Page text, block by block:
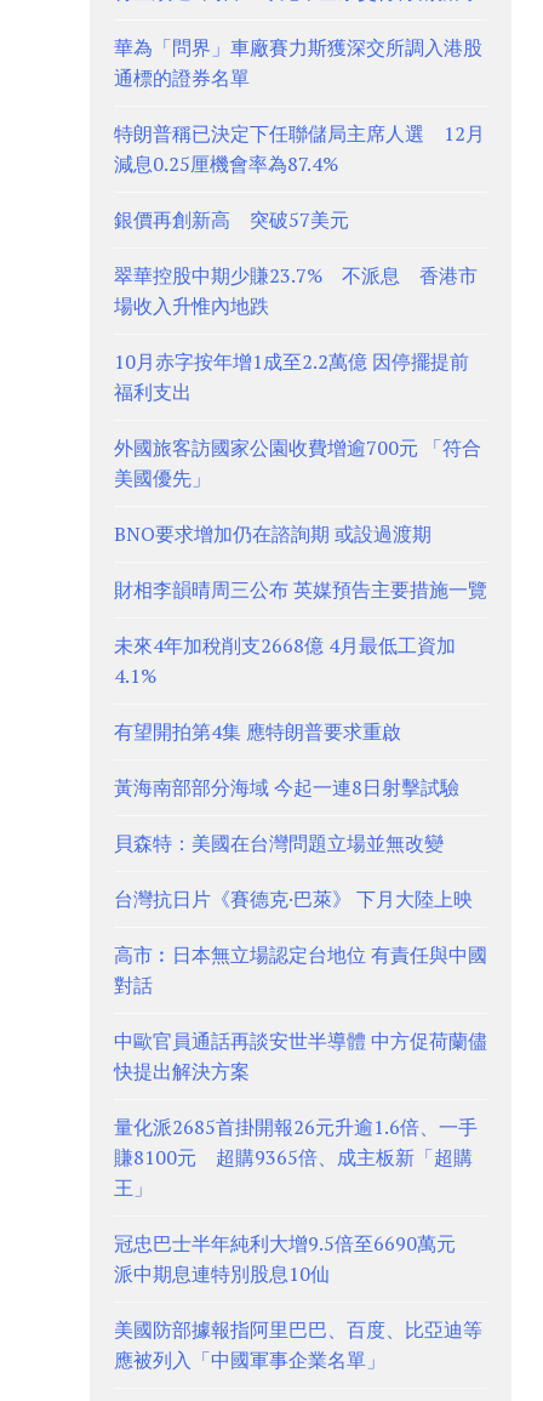
華為「問界」車廠賽力斯獲深交所調入港股
通標的證券名單
特朗普稱已決定下任聯儲局主席人選 12月
減息0.25厘機會率為87.4%
銀價再創新高 突破57美元
翠華控股中期少賺23.7% 不派息 香港市
場收入升惟內地跌
10月赤字按年增1成至2.2萬億 因停擺提前
福利支出
外國旅客訪國家公園收費增逾700元 「符合
美國優先」
BNO要求增加仍在諮詢期 或設過渡期
財相李韻晴周三公布 英媒預告主要措施一覽
未來4年加稅削支2668億 4月最低工資加
4.1%
有望開拍第4集 應特朗普要求重啟
黃海南部部分海域 今起一連8日射擊試驗
貝森特：美國在台灣問題立場並無改變
台灣抗日片《賽德克·巴萊》 下月大陸上映
高市︰日本無立場認定台地位 有責任與中國
對話
中歐官員通話再談安世半導體 中方促荷蘭儘
快提出解決方案
量化派2685首掛開報26元升逾1.6倍、一手
賺8100元 超購9365倍、成主板新「超購
王」
冠忠巴士半年純利大增9.5倍至6690萬元
派中期息連特別股息10仙
美國防部據報指阿里巴巴、百度、比亞迪等
應被列入「中國軍事企業名單」